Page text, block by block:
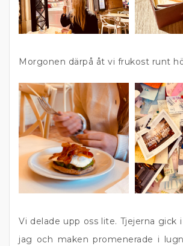
Morgonen därpå åt vi frukost runt
Vi delade upp oss lite. Tjejerna gick
jag och maken promenerade i